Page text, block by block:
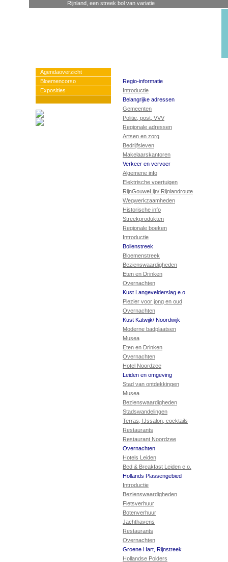
Rijnland, een streek bol van variatie
Agendaoverzicht
Bloemencorso
Exposities
Regio-informatie
Introductie
Belangrijke adressen
Gemeenten
Politie, post, VVV
Regionale adressen
Artsen en zorg
Bedrijfsleven
Makelaarskantoren
Verkeer en vervoer
Algemene info
Elektrische voertuigen
RijnGouweLijn/ Rijnlandroute
Wegwerkzaamheden
Historische info
Streekprodukten
Regionale boeken
Introductie
Bollenstreek
Bloemenstreek
Bezienswaardigheden
Eten en Drinken
Overnachten
Kust Langevelderslag e.o.
Plezier voor jong en oud
Overnachten
Kust Katwijk/ Noordwijk
Moderne badplaatsen
Musea
Eten en Drinken
Overnachten
Hotel Noordzee
Leiden en omgeving
Stad van ontdekkingen
Musea
Bezienswaardigheden
Stadswandelingen
Terras, IJssalon, cocktails
Restaurants
Restaurant Noordzee
Overnachten
Hotels Leiden
Bed & Breakfast Leiden e.o.
Hollands Plassengebied
Introductie
Bezienswaardigheden
Fietsverhuur
Botenverhuur
Jachthavens
Restaurants
Overnachten
Groene Hart, Rijnstreek
Hollandse Polders